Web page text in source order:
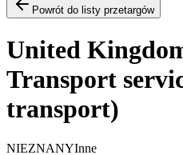
Powrót do listy przetargów
United
Transport
transport)
NIEZNANYInne